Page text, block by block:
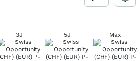
3J 5J Max